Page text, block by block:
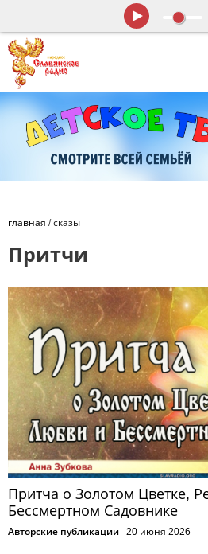
главная /сказы
Притчи
Притча о Золотом Цветке,
Бессмертном Садовнике
Авторские публикации 20 июня 2026